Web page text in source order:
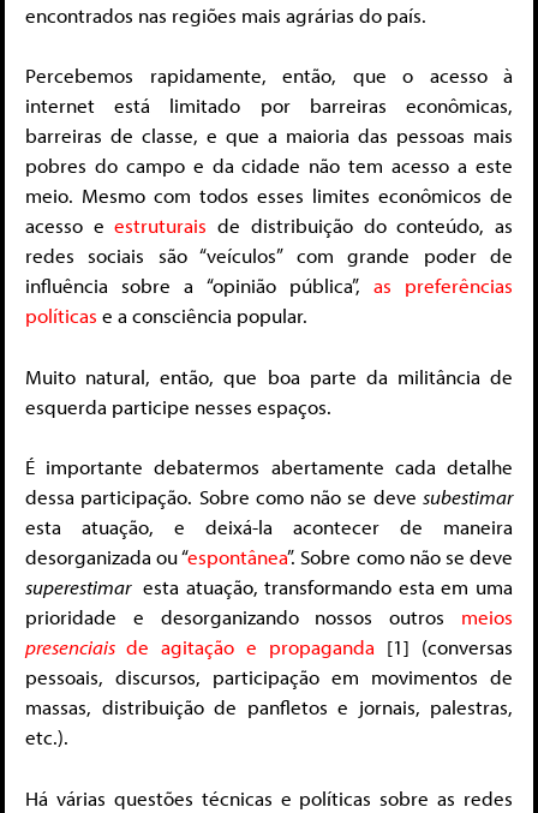
encontrados nas regiões mais agrárias do país.
Percebemos rapidamente, então, que o acesso à
internet está limitado por barreiras econômicas,
barreiras de classe, e que a maioria das pessoas mais
pobres do campo e da cidade não tem acesso a este
meio. Mesmo com todos esses limites econômicos de
acesso eestruturais de distribuição do conteúdo, as
redes sociais são “veículos” com grande poder de
influência sobre a “opinião pública”, as preferências
políticas e a consciência popular.
Muito natural, então, que boa parte da militância de
esquerda participe nesses espaços.
É importante debatermos abertamente cada detalhe
dessa participação. Sobre como não se deve subestimar
esta atuação, e deixá-la acontecer de maneira
desorganizada ou “espontânea”. Sobre como não se deve
superestimar esta atuação, transformando esta em uma
prioridade e desorganizando nossos outros meios
presenciais de agitação e propaganda [1] (conversas
pessoais, discursos, participação em movimentos de
massas, distribuição de panfletos e jornais, palestras,
etc.).
Há várias questões técnicas e políticas sobre as redes